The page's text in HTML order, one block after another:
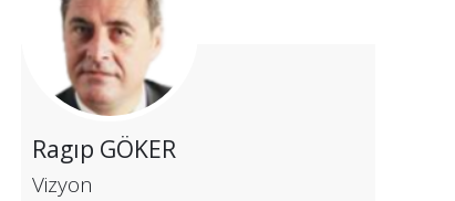
Ragıp GÖKER
Vizyon